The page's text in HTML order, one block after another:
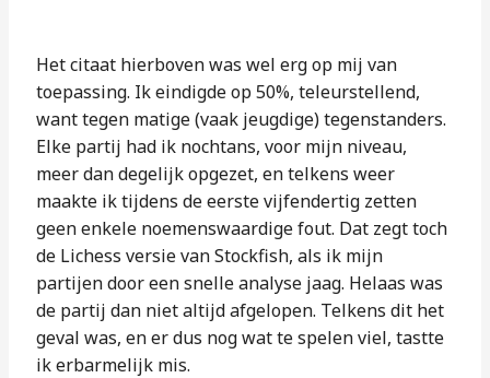
Het citaat hierboven was wel erg op mij van
toepassing. Ik eindigde op 50%, teleurstellend,
want tegen matige (vaak jeugdige) tegenstanders.
Elke partij had ik nochtans, voor mijn niveau,
meer dan degelijk opgezet, en telkens weer
maakte ik tijdens de eerste vijfendertig zetten
geen enkele noemenswaardige fout. Dat zegt toch
de Lichess versie van Stockfish, als ik mijn
partijen door een snelle analyse jaag. Helaas was
de partij dan niet altijd afgelopen. Telkens dit het
geval was, en er dus nog wat te spelen viel, tastte
ik erbarmelijk mis.